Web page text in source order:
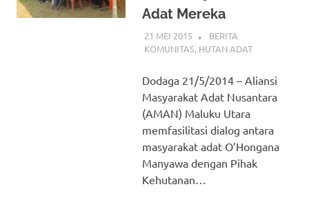
Adat Mereka
21 MEI 2015
BERITA
KOMUNITAS, HUTAN ADAT
Dodaga 21/5/2014 – Aliansi
Masyarakat Adat Nusantara
(AMAN) Maluku Utara
memfasilitasi dialog antara
masyarakat adat O’Hongana
Manyawa dengan Pihak
Kehutanan…